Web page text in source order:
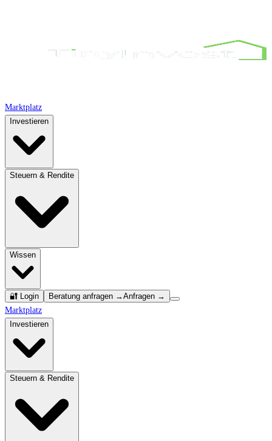
Marktplatz
Investieren
Steuern & Rendite
Wissen
🔐 Login Beratung anfragen →Anfragen →
Marktplatz
Investieren
Steuern & Rendite